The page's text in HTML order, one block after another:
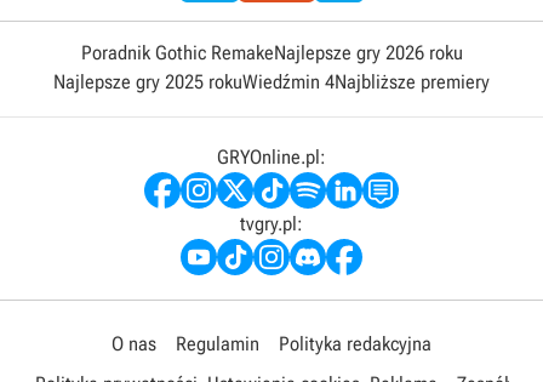
Poradnik Gothic RemakeNajlepsze gry 2026 roku
Najlepsze gry 2025 rokuWiedźmin 4Najbliższe premiery
GRYOnline.pl:
tvgry.pl:
O nas Regulamin
Polityka redakcyjna